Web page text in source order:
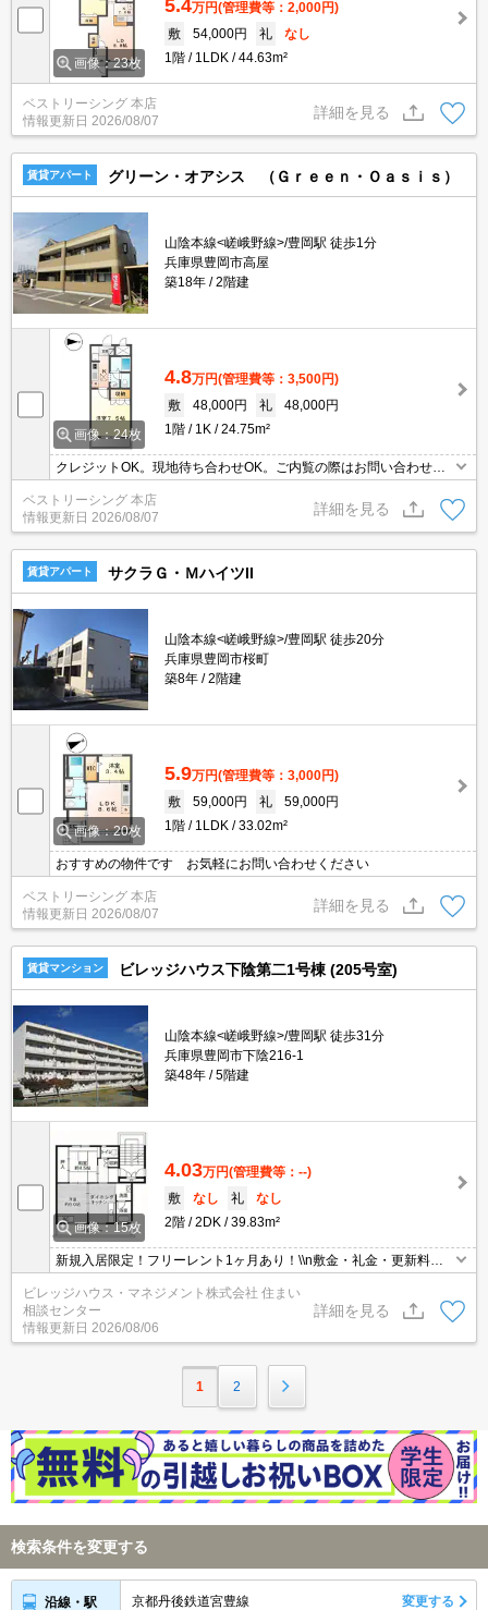
画像：23枚
5.4万円(管理費等：2,000円)
敷
54,000円 礼
なし
1階
1LDK 44.63m²
ベストリーシング 本店
情報更新日 2026/08/07
詳細を見る
賃貸アパート グリーン・オアシス （Ｇｒｅｅｎ・Ｏａｓｉｓ）
山陰本線<嵯峨野線>/豊岡駅 徒歩1分
兵庫県豊岡市高屋
築18年
2階建
画像：24枚
4.8万円(管理費等：3,500円)
敷
48,000円 礼
48,000円
1階
1K 24.75m²
クレジットOK。現地待ち合わせOK。ご内覧の際はお問い合わせく
ださい。
ベストリーシング 本店
情報更新日 2026/08/07
詳細を見る
賃貸アパート サクラＧ・ＭハイツII
山陰本線<嵯峨野線>/豊岡駅 徒歩20分
兵庫県豊岡市桜町
築8年
2階建
画像：20枚
5.9万円(管理費等：3,000円)
敷
59,000円 礼
59,000円
1階
1LDK 33.02m²
おすすめの物件です お気軽にお問い合わせください
ベストリーシング 本店
情報更新日 2026/08/07
詳細を見る
賃貸マンション ビレッジハウス下陰第二1号棟 (205号室)
山陰本線<嵯峨野線>/豊岡駅 徒歩31分
兵庫県豊岡市下陰216-1
築48年
5階建
画像：15枚
4.03万円(管理費等：--)
敷
なし 礼
なし
2階
2DK 39.83m²
新規入居限定！フリーレント1ヶ月あり！\\n敷金・礼金・更新料・
鍵交換代0円！\\n※契約内容や審査の結果、敷金をお預かりする場
合がございます。
ビレッジハウス・マネジメント株式会社 住まい
相談センター
情報更新日 2026/08/06
詳細を見る
1 2
検索条件を変更する
沿線・駅 京都丹後鉄道宮豊線 変更する